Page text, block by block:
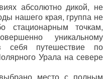
абсолютно дикой, не
нашего края, группа не
стационарным точкам,
уникальному
себя путешествие по
Урала на севере
место с полным